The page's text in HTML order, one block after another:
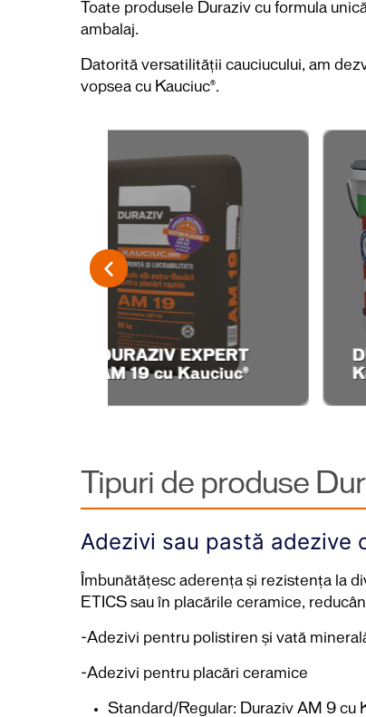
Toate produsele Duraziv cu formula
ambalaj.
Datorită versatilității cauciucului, am
vopsea cu Kauciuc®.
DURAZIV FP 29 cu
Kauciuc®
Tipuri de produse
Adezivi sau pastă adezive
Îmbunătățesc aderența și rezistența la
ETICS sau în placările ceramice,
-Adezivi pentru polistiren și vată
-Adezivi pentru placări ceramice
Standard/Regular: Duraziv AM 9 cu